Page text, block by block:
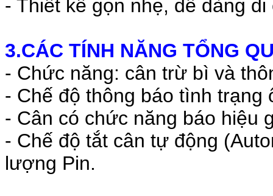
- Thiết kế gọn nhẹ, dễ dàng di
3.CÁC TÍNH NĂNG TỔNG
- Chức năng: cân trừ bì và
- Chế độ thông báo tình trạng
- Cân có chức năng báo hiệu
- Chế độ tắt cân tự động
lượng Pin.